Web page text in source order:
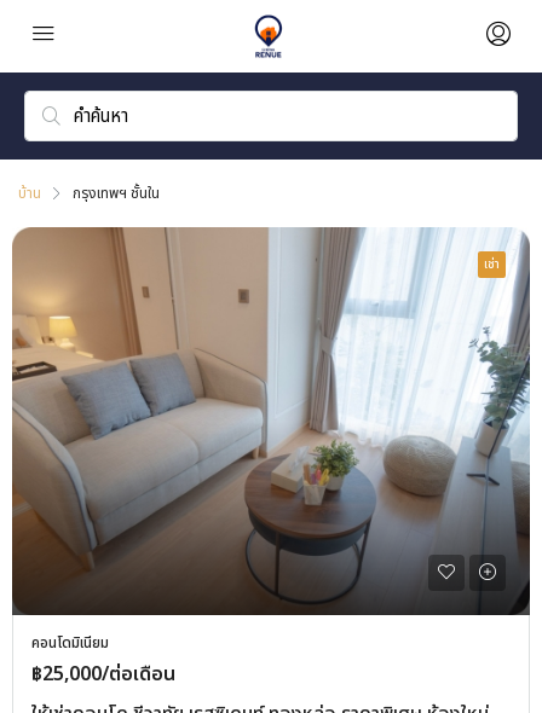
บ้าน กรุงเทพฯ ชั้นใน
เช่า
คอนโดมิเนียม
฿25,000/ต่อเดือน